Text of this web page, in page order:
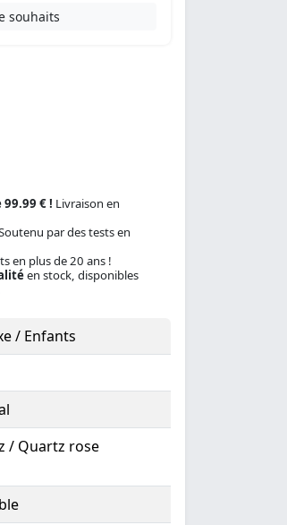
€ ! Livraison en
par des tests en
en plus de 20 ans !
en stock, disponibles
souhaits
/ Enfants
/ Quartz rose